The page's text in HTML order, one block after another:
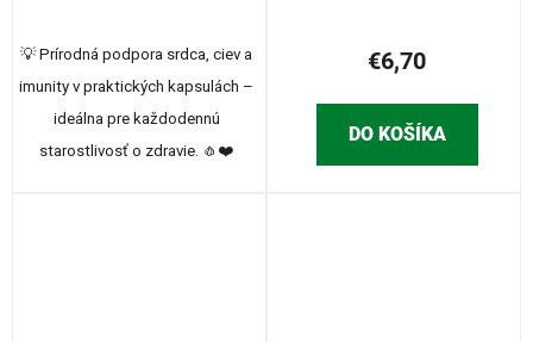
💡 Prírodná podpora srdca, ciev a
imunity v praktických kapsulách –
ideálna pre každodennú
starostlivosť o zdravie. 🧄❤️
€6,70
DO KOŠÍKA